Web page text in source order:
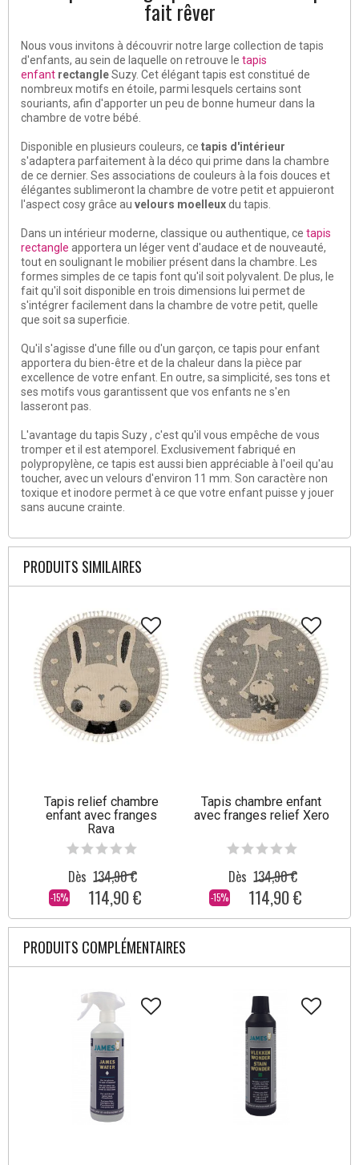
fait rêver
Nous vous invitons à découvrir notre large collection de tapis
d'enfants, au sein de laquelle on retrouve le tapis
enfant rectangleSuzy. Cet élégant tapis est constitué de
nombreux motifs en étoile, parmi lesquels certains sont
souriants, afin d'apporter un peu de bonne humeur dans la
chambre de votre bébé.
Disponible en plusieurs couleurs, ce tapis d'intérieur
s'adaptera parfaitement à la déco qui prime dans la chambre
de ce dernier. Ses associations de couleurs à la fois douces et
élégantes sublimeront la chambre de votre petit et appuieront
l'aspect cosy grâce au velours moelleuxdu tapis.
Dans un intérieur moderne, classique ou authentique, ce tapis
rectangle apportera un léger vent d'audace et de nouveauté,
tout en soulignant le mobilier présent dans la chambre. Les
formes simples de ce tapis font qu'il soit polyvalent. De plus, le
fait qu'il soit disponible en trois dimensions lui permet de
s'intégrer facilement dans la chambre de votre petit, quelle
que soit sa superficie.
Qu'il s'agisse d'une fille ou d'un garçon, ce tapis pour enfant
apportera du bien-être et de la chaleur dans la pièce par
excellence de votre enfant. En outre, sa simplicité, ses tons et
ses motifs vous garantissent que vos enfants ne s'en
lasseront pas.
L'avantage du tapis Suzy , c'est qu'il vous empêche de vous
tromper et il est atemporel. Exclusivement fabriqué en
polypropylène, ce tapis est aussi bien appréciable à l'oeil qu'au
toucher, avec un velours d'environ 11 mm. Son caractère non
toxique et inodore permet à ce que votre enfant puisse y jouer
sans aucune crainte.
PRODUITS SIMILAIRES
Tapis relief chambre
enfant avec franges
Rava
-15%
Dès 134,90 €
114,90 €
Tapis chambre enfant
avec franges relief Xero
-15%
Dès 134,90 €
114,90 €
PRODUITS COMPLÉMENTAIRES